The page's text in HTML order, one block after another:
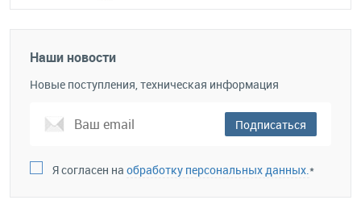
Наши новости
Новые поступления, техническая информация
Подписаться
Я согласен на обработку персональных данных. *